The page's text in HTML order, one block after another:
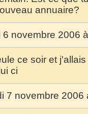
annuaire?
6 novembre 2006
ce soir et
ci
7 novembre